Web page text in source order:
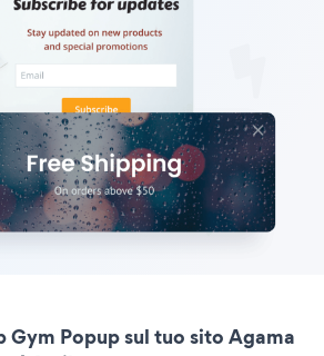
Popup sul tuo sito Agama